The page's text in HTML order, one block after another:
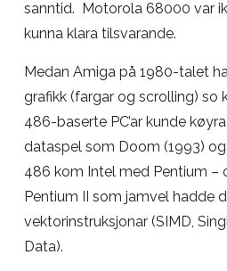
sanntid. Motorola 68000 var
kunna klara tilsvarande.
Medan Amiga på 1980-talet
grafikk (fargar og scrolling) so
486-baserte PC’ar kunde
dataspel som Doom (1993)
486 kom Intel med Pentium –
Pentium II som jamvel hadde
vektorinstruksjonar (SIMD,
Data).